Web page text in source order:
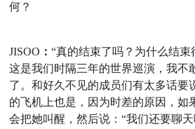
何？
JISOO ：“真的结束了吗？为什么结束
这是我们时隔三年的世界巡演，我不
了。和好久不见的成员们有太多话要
的飞机上也是，因为时差的原因，如
会把她叫醒，然后说：“我们还要聊